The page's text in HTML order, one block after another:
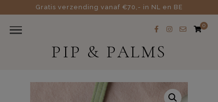
Gratis verzending vanaf €70,- in NL en BE
0
PIP & PALMS